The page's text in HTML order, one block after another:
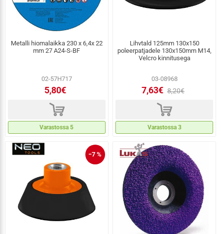
Metalli hiomalaikka 230 x 6,4x 22
mm 27 A24-S-BF
02-57H717
5,80€
d
Varastossa 5
Lihvtald 125mm 130x150
poleerpatjadele 130x150mm M14,
Velcro kinnitusega
03-08968
7,63€ 8,20€
d
Varastossa 3
−7 %